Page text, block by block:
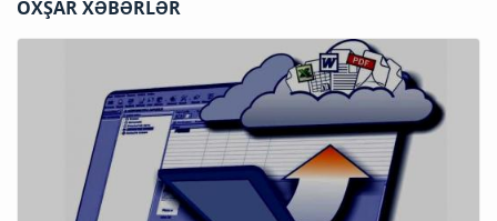
OXŞAR XƏBƏRLƏR